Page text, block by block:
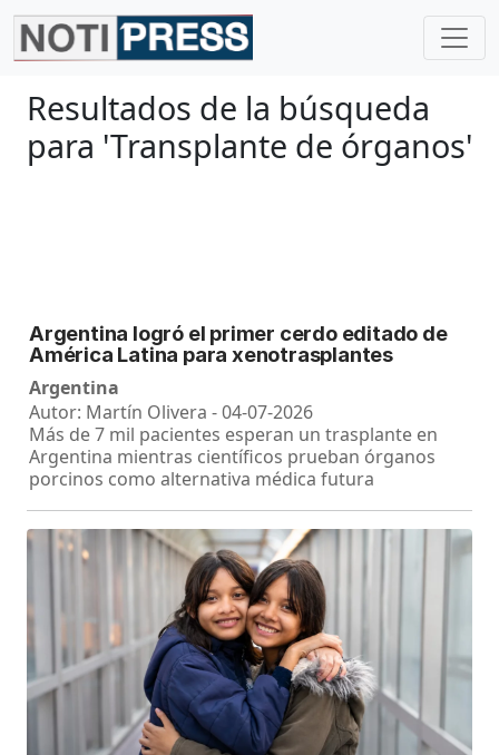
Resultados de la búsqueda
para 'Transplante de órganos'
Argentina logró el primer cerdo editado de
América Latina para xenotrasplantes
Argentina
Autor: Martín Olivera - 04-07-2026
Más de 7 mil pacientes esperan un trasplante en
Argentina mientras científicos prueban órganos
porcinos como alternativa médica futura